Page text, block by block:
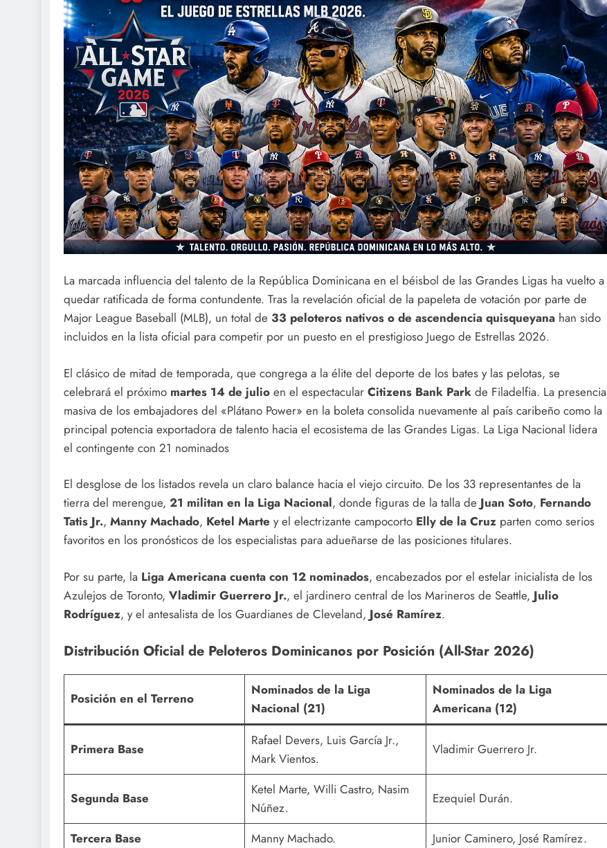
La marcada influencia del talento de la República Dominicana en el béisbol de las Grandes Ligas ha vuelto a
quedar ratificada de forma contundente. Tras la revelación oficial de la papeleta de votación por parte de
Major League Baseball (MLB), un total de 33 peloteros nativos o de ascendencia quisqueyana han sido
incluidos en la lista oficial para competir por un puesto en el prestigioso Juego de Estrellas 2026.
El clásico de mitad de temporada, que congrega a la élite del deporte de los bates y las pelotas, se
celebrará el próximo martes 14 de julio en el espectacular Citizens Bank Park de Filadelfia. La presencia
masiva de los embajadores del «Plátano Power» en la boleta consolida nuevamente al país caribeño como la
principal potencia exportadora de talento hacia el ecosistema de las Grandes Ligas. La Liga Nacional lidera
el contingente con 21 nominados
El desglose de los listados revela un claro balance hacia el viejo circuito. De los 33 representantes de la
tierra del merengue, 21 militan en la Liga Nacional, donde figuras de la talla de Juan Soto, Fernando
Tatis Jr., Manny Machado, Ketel Marte y el electrizante campocorto Elly de la Cruz parten como serios
favoritos en los pronósticos de los especialistas para adueñarse de las posiciones titulares.
Por su parte, la Liga Americana cuenta con 12 nominados, encabezados por el estelar inicialista de los
Azulejos de Toronto, Vladimir Guerrero Jr., el jardinero central de los Marineros de Seattle, Julio
Rodríguez, y el antesalista de los Guardianes de Cleveland, José Ramírez.
Distribución Oficial de Peloteros Dominicanos por Posición (All-Star 2026)
Posición en el Terreno
Nominados de la Liga
Nacional (21)
Nominados de la Liga
Americana (12)
Primera Base
Rafael Devers, Luis García Jr.,
Mark Vientos.
Vladimir Guerrero Jr.
Segunda Base
Ketel Marte, Willi Castro, Nasim
Núñez.
Ezequiel Durán.
Tercera Base Manny Machado. Junior Caminero, José Ramírez.